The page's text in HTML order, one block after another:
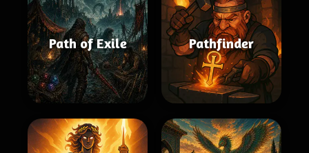
Path of Exile Pathfinder